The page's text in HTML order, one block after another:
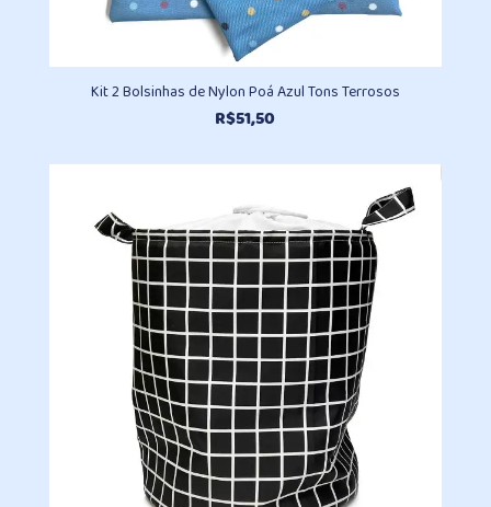
Kit 2 Bolsinhas de Nylon Poá Azul Tons Terrosos
R$51,50